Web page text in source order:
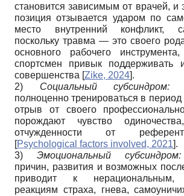
становится зависимым от врачей, и
позиция отзывается ударом по
место внутренний конфликт,
поскольку травма — это своего
основного рабочего
спортсмен привык поддерживать
совершенства [Zike, 2024].
2) Социальный субсиндром:
полноценно тренироваться в
отрыв от своего
порождают чувство
отчужденности от
[Psychological factors involved, 2021].
3) Эмоциональный субсиндром:
причин, развития и возможных
приводит к нерациональным,
реакциям страха, гнева,